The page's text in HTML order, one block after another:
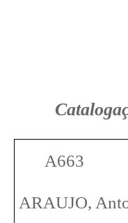
A663
ARAUJO,